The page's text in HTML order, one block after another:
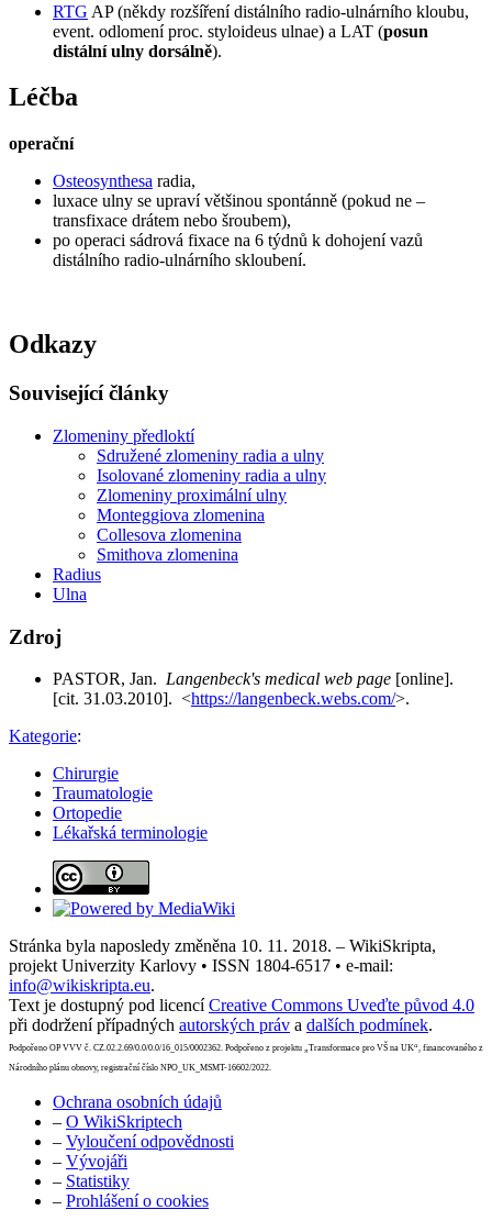
RTG AP (někdy rozšíření distálního radio-ulnárního kloubu,
event. odlomení proc. styloideus ulnae) a LAT (posun
distální ulny dorsálně).
Léčba
operační
Osteosynthesa radia,
luxace ulny se upraví většinou spontánně (pokud ne –
transfixace drátem nebo šroubem),
po operaci sádrová fixace na 6 týdnů k dohojení vazů
distálního radio-ulnárního skloubení.
Odkazy
Související články
Zlomeniny předloktí
Sdružené zlomeniny radia a ulny
Isolované zlomeniny radia a ulny
Zlomeniny proximální ulny
Monteggiova zlomenina
Collesova zlomenina
Smithova zlomenina
Radius
Ulna
Zdroj
PASTOR, Jan. Langenbeck's medical web page [online].
[cit. 31.03.2010]. <https://langenbeck.webs.com/>.
Kategorie:
Chirurgie
Traumatologie
Ortopedie
Lékařská terminologie
Stránka byla naposledy změněna 10. 11. 2018. – WikiSkripta,
projekt Univerzity Karlovy • ISSN 1804-6517 • e-mail:
info@wikiskripta.eu.
Text je dostupný pod licencíCreative Commons Uveďte původ 4.0
při dodržení případných autorských práv a dalších podmínek.
Podpořeno OP VVV č. CZ.02.2.69/0.0/0.0/16_015/0002362. Podpořeno z projektu „Transformace pro VŠ na UK“, financovaného z
Národního plánu obnovy, registrační číslo NPO_UK_MSMT-16602/2022.
Ochrana osobních údajů
– O WikiSkriptech
– Vyloučení odpovědnosti
– Vývojáři
– Statistiky
– Prohlášení o cookies